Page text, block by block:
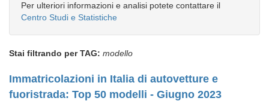
Per ulteriori informazioni e analisi potete contattare il
Centro Studi e Statistiche
Stai filtrando per TAG: modello
Immatricolazioni in Italia di autovetture e
fuoristrada: Top 50 modelli - Giugno 2023